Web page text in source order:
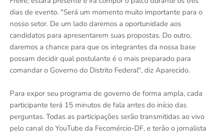
dias de evento. "Será um momento muito importante para o
nosso setor. De um lado daremos a oportunidade aos
candidatos para apresentarem suas propostas. Do outro,
daremos a chance para que os integrantes da nossa base
possam decidir qual postulante é o mais preparado para
comandar o Governo do Distrito Federal", diz Aparecido.
Para expor seu programa de governo de forma ampla, cada
participante terá 15 minutos de fala antes do início das
perguntas. Todas as participações serão transmitidas ao vivo
pelo canal do YouTube da Fecomércio-DF, e terão o jornalista